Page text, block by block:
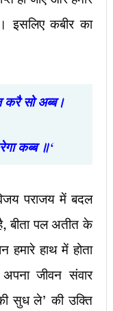
इसलिए कबीर का
करै सो अब्ब।
कब्ब ॥‘
पराजय में बदल
बीता पल अतीत के
हमारे हाथ में होता
जीवन संवार
सुध ले’ की उक्ति